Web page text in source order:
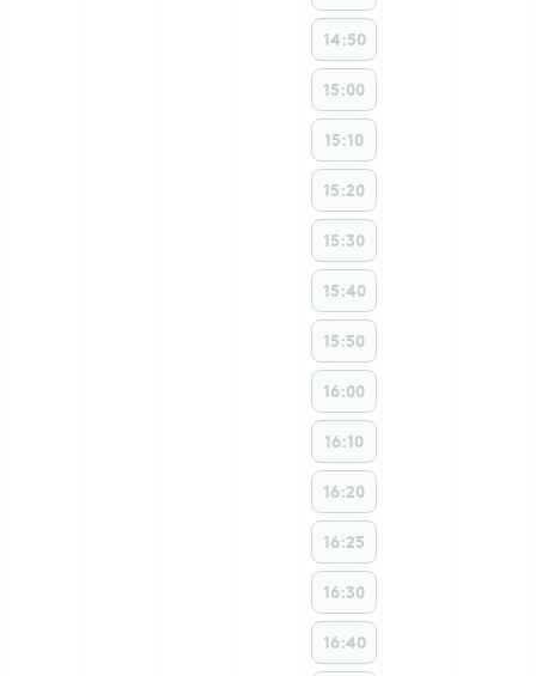
14:50
15:00
15:10
15:20
15:30
15:40
15:50
16:00
16:10
16:20
16:25
16:30
16:40